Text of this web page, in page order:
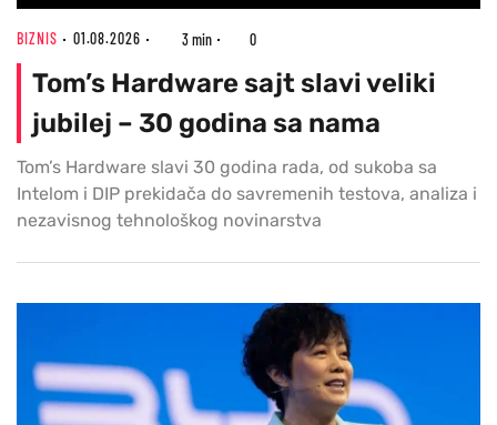
BIZNIS 01.08.2026 3 min 0
Tom’s Hardware sajt slavi veliki
jubilej – 30 godina sa nama
Tom’s Hardware slavi 30 godina rada, od sukoba sa
Intelom i DIP prekidača do savremenih testova, analiza i
nezavisnog tehnološkog novinarstva